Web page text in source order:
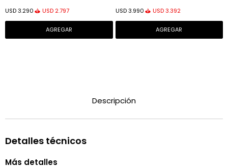
cm FSC Mix Credit
USD3.290 USD 2.797 USD 3.990 USD 3.392
Descripción
Detalles técnicos
Más detalles